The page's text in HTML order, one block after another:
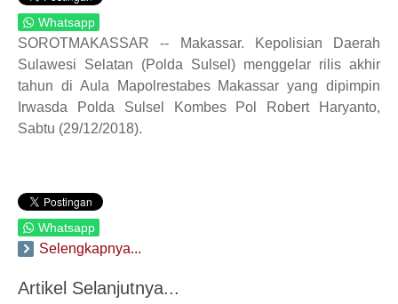
Whatsapp
SOROTMAKASSAR -- Makassar. Kepolisian Daerah
Sulawesi Selatan (Polda Sulsel) menggelar rilis akhir
tahun di Aula Mapolrestabes Makassar yang dipimpin
Irwasda Polda Sulsel Kombes Pol Robert Haryanto,
Sabtu (29/12/2018).
Whatsapp
Selengkapnya...
Artikel Selanjutnya...